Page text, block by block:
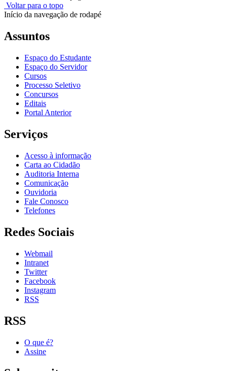
Voltar para o topo
Início da navegação de rodapé
Assuntos
Espaço do Estudante
Espaço do Servidor
Cursos
Processo Seletivo
Concursos
Editais
Portal Anterior
Serviços
Acesso à informação
Carta ao Cidadão
Auditoria Interna
Comunicação
Ouvidoria
Fale Conosco
Telefones
Redes Sociais
Webmail
Intranet
Twitter
Facebook
Instagram
RSS
RSS
O que é?
Assine